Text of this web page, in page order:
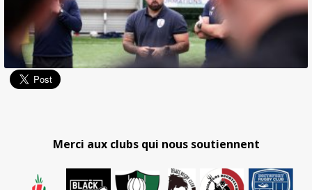
Merci aux clubs qui nous soutiennent